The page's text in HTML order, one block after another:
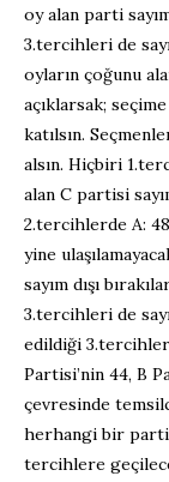
oy alan parti
3.tercihleri de
oyların çoğunu
açıklarsak;
katılsın.
alsın. Hiçbiri
alan C partisi
2.tercihlerde A:
yine
sayım dışı
3.tercihleri de
edildiği
Partisi’nin 44, B
çevresinde
herhangi bir parti
tercihlere